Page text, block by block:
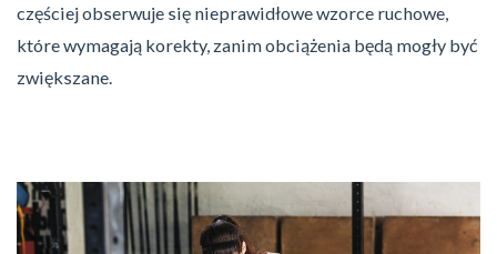
częściej obserwuje się nieprawidłowe wzorce ruchowe,
które wymagają korekty, zanim obciążenia będą mogły być
zwiększane.